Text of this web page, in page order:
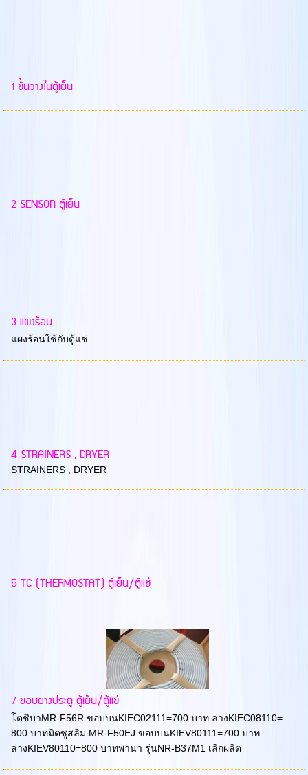
1 ชั้นวางในตู้เย็น
2 SENSOR ตู้เย็น
3 แผงร้อน
แผงร้อนใช้กับตู้แช่
4 STRAINERS , DRYER
STRAINERS , DRYER
5 TC (THERMOSTAT) ตู้เย็น/ตู้แช่
7 ขอบยางประตู ตู้เย็น/ตู้แช่
โตชิบาMR-F56R ขอบบนKIEC02111=700 บาท ล่างKIEC08110=
800 บาทมิตซูสลิม MR-F50EJ ขอบบนKIEV80111=700 บาท
ล่างKIEV80110=800 บาทพานา รุ่นNR-B37M1 เลิกผลิต